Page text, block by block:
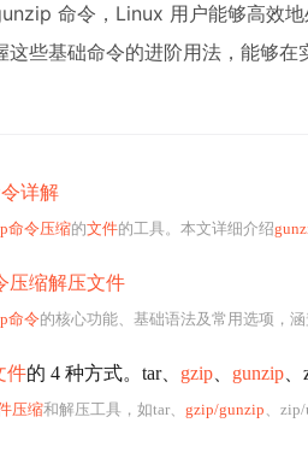
命令，Linux 用户能够高效
这些基础命令的进阶用法，能够
令详解
命令压缩的文件的工具。本文详细介绍
压缩解压文件
命令的核心功能、基础语法及常用选项，
件的 4 种方式。tar、 gzip gunzip
压缩和解压工具，如tar、 gzip/gunzip、